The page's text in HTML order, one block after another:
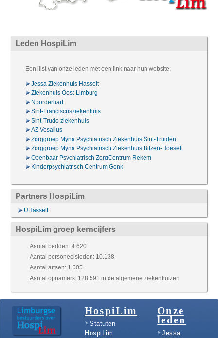
Leden HospiLim
Een lijst van onze leden met een link naar hun website:
Jessa Ziekenhuis Hasselt
Ziekenhuis Oost-Limburg
Noorderhart
Sint-Franciscusziekenhuis
Sint-Trudo ziekenhuis
AZ Vesalius
Zorggroep Myna Psychiatrisch Ziekenhuis Sint-Truiden
Zorggroep Myna Psychiatrisch Ziekenhuis Bilzen-Hoeselt
Openbaar Psychiatrisch ZorgCentrum Rekem
Kinderpsychiatrisch Centrum Genk
Partners HospiLim
UHasselt
HospiLim groep kerncijfers
Aantal bedden: 4.620
Aantal personeelsleden: 10.138
Aantal artsen: 1.005
Aantal opnamers: 128.591 in de algemene ziekenhuizen
HospiLim
Statuten
HospiLim
Onze
leden
Jessa